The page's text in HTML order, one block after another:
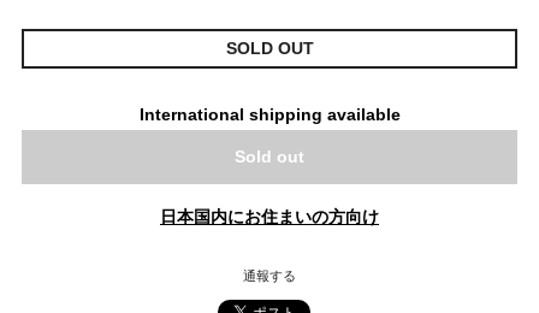
SOLD OUT
International shipping available
Sold out
日本国内にお住まいの方向け
通報する